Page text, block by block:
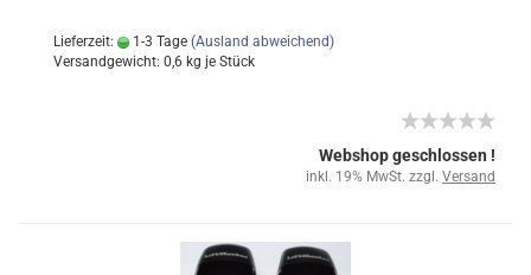
Lieferzeit: 1-3 Tage (Ausland abweichend)
Versandgewicht: 0,6 kg je Stück
Webshop geschlossen !
inkl. 19% MwSt. zzgl. Versand